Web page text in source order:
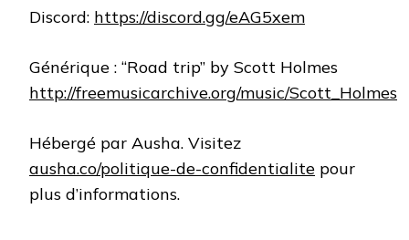
Discord: https://discord.gg/eAG5xem
Générique : “Road trip” by Scott Holmes
http://freemusicarchive.org/music/Scott_Holmes
Hébergé par Ausha. Visitez
ausha.co/politique-de-confidentialite pour
plus d’informations.